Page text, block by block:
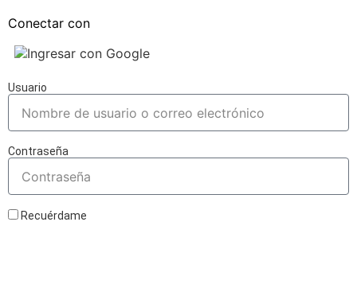
Conectar con
Ingresar con Google
Usuario
Contraseña
Recuérdame